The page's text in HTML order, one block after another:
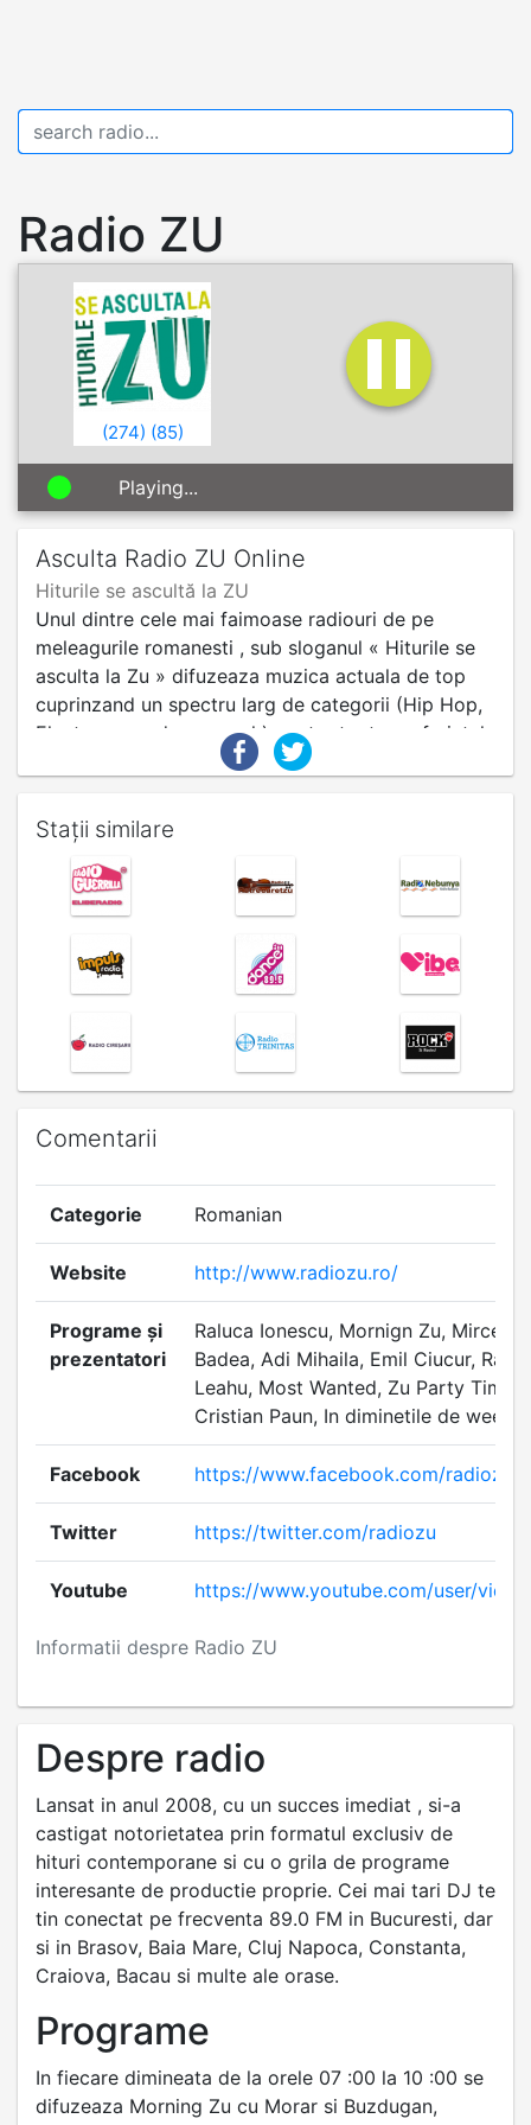
Radio ZU
(274) (85)
Playing...
Asculta Radio ZU Online
Hiturile se ascultă la ZU
Unul dintre cele mai faimoase radiouri de pe
meleagurile romanesti , sub sloganul « Hiturile se
asculta la Zu » difuzeaza muzica actuala de top
cuprinzand un spectru larg de categorii (Hip Hop,
Electro, pop, dance, rock) pentru toate preferintele
vizand in special tinerii ascultatori pretentiosi.
Stații similare
Comentarii
Informatii despre Radio ZU
Categorie Romanian
Website http://www.radiozu.ro/
Programe și
prezentatori
Raluca Ionescu, Mornign Zu, Mircea
Badea, Adi Mihaila, Emil Ciucur,
Leahu, Most Wanted, Zu Party Time,
Cristian Paun, In diminetile de
Facebook https://www.facebook.com/radiozu
Twitter https://twitter.com/radiozu
Youtube https://www.youtube.com/user/
Despre radio
Lansat in anul 2008, cu un succes imediat , si-a
castigat notorietatea prin formatul exclusiv de
hituri contemporane si cu o grila de programe
interesante de productie proprie. Cei mai tari DJ te
tin conectat pe frecventa 89.0 FM in Bucuresti, dar
si in Brasov, Baia Mare, Cluj Napoca, Constanta,
Craiova, Bacau si multe ale orase.
Programe
In fiecare dimineata de la orele 07 :00 la 10 :00 se
difuzeaza Morning Zu cu Morar si Buzdugan,